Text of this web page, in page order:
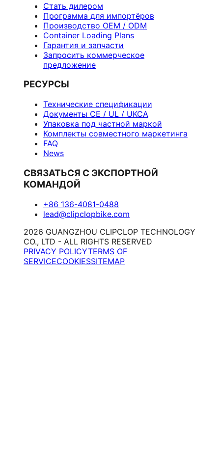
Стать дилером
Программа для импортёров
Производство OEM / ODM
Container Loading Plans
Гарантия и запчасти
Запросить коммерческое
предложение
РЕСУРСЫ
Технические спецификации
Документы CE / UL / UKCA
Упаковка под частной маркой
Комплекты совместного маркетинга
FAQ
News
СВЯЗАТЬСЯ С ЭКСПОРТНОЙ
КОМАНДОЙ
+86 136-4081-0488
lead@clipclopbike.com
2026 GUANGZHOU CLIPCLOP TECHNOLOGY
CO., LTD - ALL RIGHTS RESERVED
PRIVACY POLICYTERMS OF
SERVICECOOKIESSITEMAP